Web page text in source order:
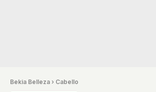
Bekia Belleza› Cabello